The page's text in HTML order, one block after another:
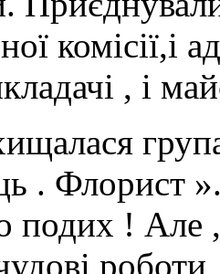
комісії,і
, і
. Флорист
подих ! Але ,